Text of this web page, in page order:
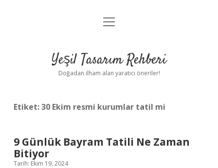
Anasayfa
Yasal Uyarı
menüyü
Yeşil Tasarım Rehberi
Doğadan ilham alan yaratıcı öneriler!
Etiket:30 Ekim resmi kurumlar tatil mi
9 Günlük Bayram Tatili Ne Zaman
Bitiyor
Tarih: Ekim 19, 2024